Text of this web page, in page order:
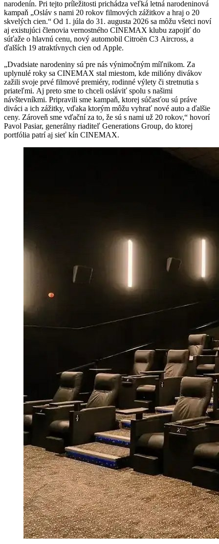
narodenín. Pri tejto príležitosti prichádza veľká letná narodeninová
kampaň „Osláv s nami 20 rokov filmových zážitkov a hraj o 20
skvelých cien.“ Od 1. júla do 31. augusta 2026 sa môžu všetci noví
aj existujúci členovia vernostného CINEMAX klubu zapojiť do
súťaže o hlavnú cenu, nový automobil Citroën C3 Aircross, a
ďalších 19 atraktívnych cien od Apple.
„Dvadsiate narodeniny sú pre nás výnimočným míľnikom. Za
uplynulé roky sa CINEMAX stal miestom, kde milióny divákov
zažili svoje prvé filmové premiéry, rodinné výlety či stretnutia s
priateľmi. Aj preto sme to chceli osláviť spolu s našimi
návštevníkmi. Pripravili sme kampaň, ktorej súčasťou sú práve
diváci a ich zážitky, vďaka ktorým môžu vyhrať nové auto a ďalšie
ceny. Zároveň sme vďační za to, že sú s nami už 20 rokov,“ hovorí
Pavol Pasiar, generálny riaditeľ Generations Group, do ktorej
portfólia patrí aj sieť kín CINEMAX.